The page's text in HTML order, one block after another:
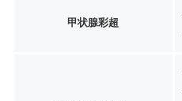
甲状腺彩超